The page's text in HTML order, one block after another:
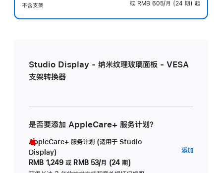
不含支架
或 RMB 605/月 (24 期) 起
Studio Display - 纳米纹理玻璃面板 - VESA
支架转换器
是否要添加 AppleCare+ 服务计划？
AppleCare+ 服务计划 (适用于 Studio
Display)
RMB 1,249 或 RMB 53/月 (24 期)
添加